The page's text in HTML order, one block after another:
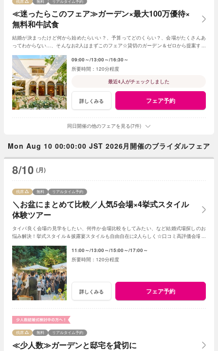
≪迷ったらこのフェア≫ガーデン×最大100万優待×
無料和牛試食
残席 無料 リアルタイム予約
結婚が決まったけど何から始めたらいい？、予算ってどのくらい？、会場がたくさんあ
ってわからない…、そんなお2人はまずこのフェア☆貸切のガーデン＆ゼロから提案する
09:00～ 13:00～ 16:30～
120分程度
最近4人がチェックしました
詳しくみる フェア予約
同日開催の他のフェアを見る(7件)
Mon Aug 10 00:00:00 JST 2026月開催のブライダルフェア
8/10 (月)
＼お盆にまとめて比較／人気5会場×4挙式スタイル
体験ツアー
残席 無料 リアルタイム予約
タイパ良く会場の見学をしたい、何件か会場比較をしてみたい、など結婚式場探しのお
悩み解決！挙式スタイル＆披露宴スタイルも自由自在に2人らしく☆口コミ高評価会場を
11:00～ 13:00～ 15:00～ 17:00～
120分程度
詳しくみる フェア予約
≪少人数≫ガーデンと邸宅を貸切に
残席 無料 リアルタイム予約